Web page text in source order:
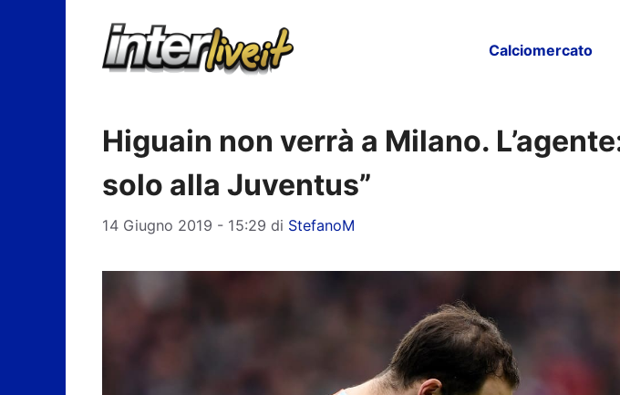
Calciomercato
Higuain non verrà a Milano.
solo alla Juventus”
14 Giugno 2019 - 15:29 di StefanoM